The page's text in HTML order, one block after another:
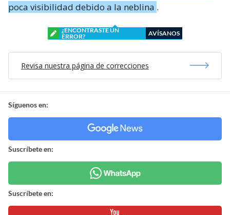
poca visibilidad debido a la neblina .
¿ENCONTRASTE UN
ERROR?
AVÍSANOS
Revisa nuestra página de correcciones
Síguenos en:
Suscríbete en:
Suscríbete en: